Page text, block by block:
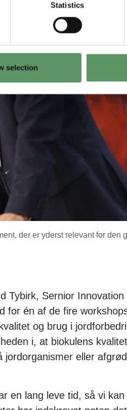
Statistics
selection
der er yderst relevant for den
Tybirk, Sernior
for én af de fire
og brug i
i, at biokulens
eller
en lang leve tid, så vi